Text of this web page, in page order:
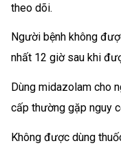
theo dõi.
Người bệnh không
nhất 12 giờ sau khi
Dùng midazolam cho
cấp thường gặp nguy
Không được dùng